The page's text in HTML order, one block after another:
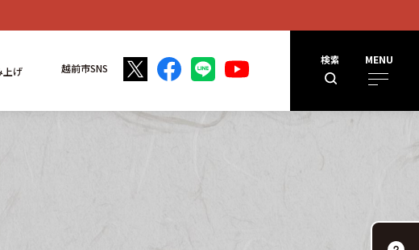
検索
MENU
上げ 越前市SNS